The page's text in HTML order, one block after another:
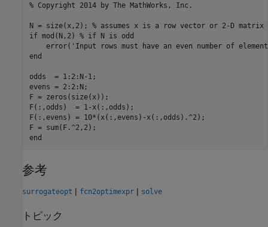
% Copyright 2014 by The MathWorks, Inc.
N = size(x,2); % assumes x is a row vector or 2-D matrix
if mod(N,2) % if N is odd
    error(
'Input rows must have an even number of
end
odds  = 1:2:N-1;
evens = 2:2:N;
F = zeros(size(x));
F(:,odds)  = 1-x(:,odds);
F(:,evens) = 10*(x(:,evens)-x(:,odds).^2);
end
参考
surrogateopt | fcn2optimexpr | solve
トピック